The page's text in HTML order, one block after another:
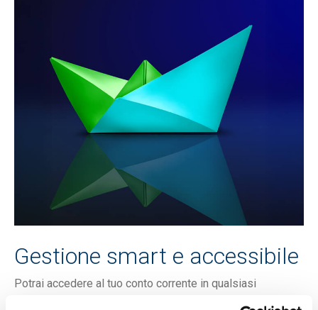
Gestione smart e accessibile
Potrai accedere al tuo conto corrente in qualsiasi